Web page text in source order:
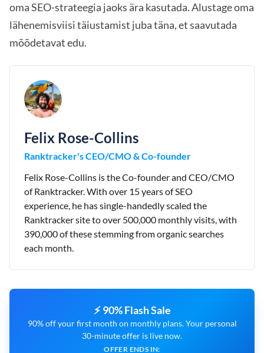
oma SEO-strateegia jaoks ära kasutada. Alustage oma
lähenemisviisi täiustamist juba täna, et saavutada
mõõdetavat edu.
Felix Rose-Collins
Ranktracker's CEO/CMO & Co-founder
Felix Rose-Collins is the Co-founder and CEO/CMO
of Ranktracker. With over 15 years of SEO
experience, he has single-handedly scaled the
Ranktracker site to over 500,000 monthly visits, with
390,000 of these stemming from organic searches
each month.
⚡ 90% Flash Sale
90% off your first month on monthly plans. Your personal
30-minute offer is live now.
OFFER ENDS IN: